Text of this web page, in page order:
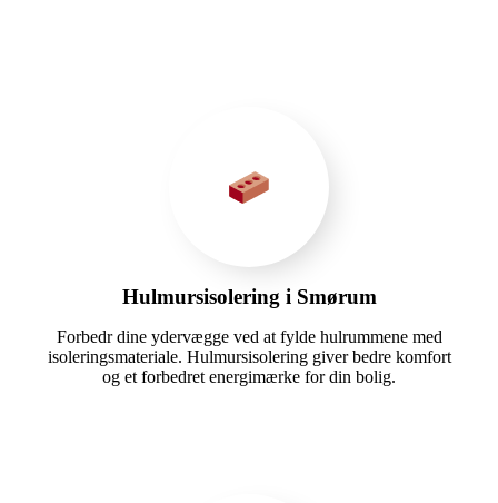
Hulmursisolering i Smørum
Forbedr dine ydervægge ved at fylde hulrummene med
isoleringsmateriale. Hulmursisolering giver bedre komfort
og et forbedret energimærke for din bolig.